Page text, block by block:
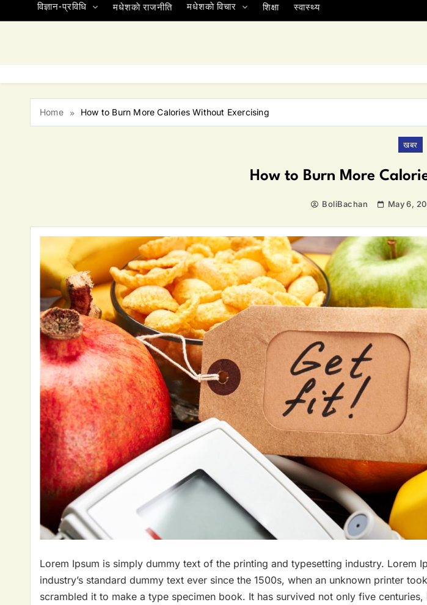
विज्ञान-प्रविधि
मधेशकाे राजनीति मधेशकाे विचार शिक्षा स्वास्थ्य
Home How to Burn More Calories Without Exercising
खबर
How to Burn More
BoliBachan May 6,
Lorem Ipsum is simply dummy text of the printing and typesetting industry. Lorem
industry’s standard dummy text ever since the 1500s, when an unknown printer
scrambled it to make a type specimen book. It has survived not only five centuries,